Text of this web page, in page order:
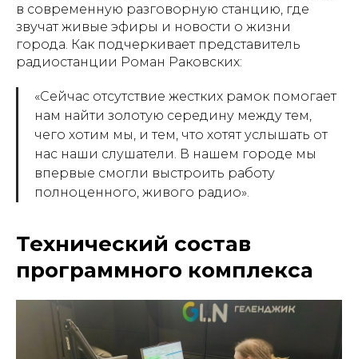
в современную разговорную станцию, где
звучат живые эфиры и новости о жизни
города. Как подчеркивает представитель
радиостанции Роман Раковских:
«Сейчас отсутствие жестких рамок помогает
нам найти золотую середину между тем,
чего хотим мы, и тем, что хотят услышать от
нас наши слушатели. В нашем городе мы
впервые смогли выстроить работу
полноценного, живого радио».
Технический состав
программного комплекса